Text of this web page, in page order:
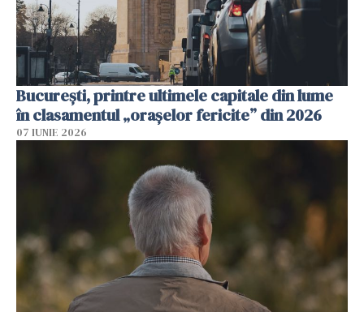
București, printre ultimele capitale din lume
în clasamentul „orașelor fericite” din 2026
07 IUNIE 2026